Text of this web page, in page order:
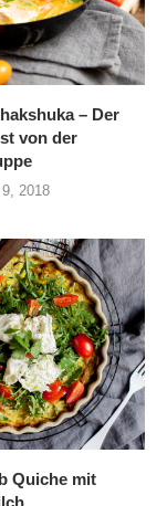
– Der
von der
2018
Quiche mit